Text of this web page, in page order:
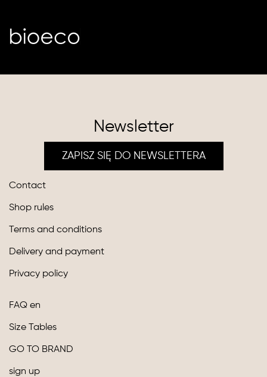
Newsletter
ZAPISZ SIĘ DO NEWSLETTERA
Contact
Shop rules
Terms and conditions
Delivery and payment
Privacy policy
FAQ en
Size Tables
GO TO BRAND
sign up